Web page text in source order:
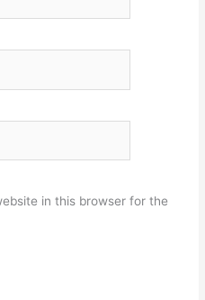
in this browser for the